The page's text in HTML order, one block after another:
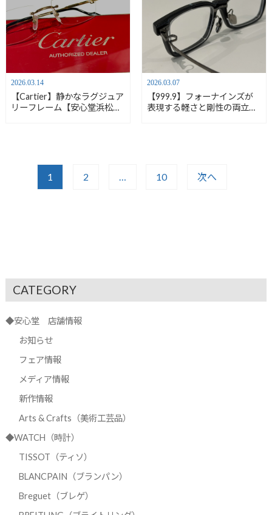
2026.03.14
【Cartier】静かなラグジュア
リーフレーム【安心堂浜松
2026.03.07
【999.9】フォーナインズが
表現する軽さと剛性の両立
1 2 … 10 次へ
CATEGORY
◆安心堂 店舗情報
お知らせ
フェア情報
メディア情報
新作情報
Arts & Crafts（美術工芸品）
◆WATCH（時計）
TISSOT（ティソ）
BLANCPAIN（ブランパン）
Breguet（ブレゲ）